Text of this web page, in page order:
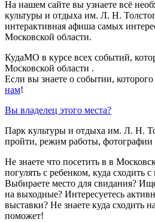
На нашем сайте вы узнаете всё
культуры и отдыха им. Л. Н.
интерактивная афиша самых
Московской области.
КудаМО в курсе всех событий,
Московской области .
Если вы знаете о событии, которого
нам!
Вы владелец этого места?
Парк культуры и отдыха им. Л. Н.
пройти, режим работы, фотографии
Не знаете что посетить в в
погулять с ребенком, куда сходить
Выбираете место для свидания?
на выходные? Интересуетесь
выставки? Не знаете куда сходить
поможет!